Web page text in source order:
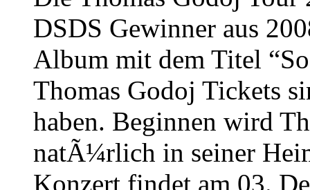
DSDS Gewinner aus
Album mit dem Titel
Thomas Godoj Tickets
haben. Beginnen wird
natÃ¼rlich in seiner
Konzert findet am 03.